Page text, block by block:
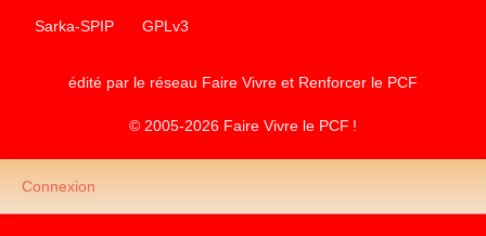
Sarka-SPIP GPLv3
édité par le réseau Faire Vivre et Renforcer le PCF
© 2005-2026 Faire Vivre le PCF !
Connexion